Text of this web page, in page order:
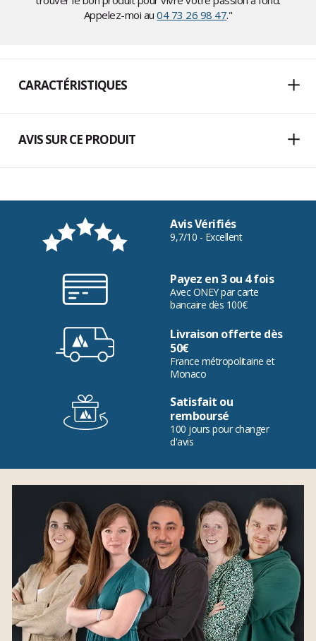
Appelez-moi au04 73 26 98 47."
CARACTÉRISTIQUES
AVIS SUR CE PRODUIT
Avis Vérifiés
9,7/10 - Excellent
Payez en 3 ou 4 fois
Avec ONEY par carte
bancaire dès 100€
Livraison offerte dès
50€
France métropolitaine et
Monaco
Satisfait ou
remboursé
100 jours pour changer
d'avis